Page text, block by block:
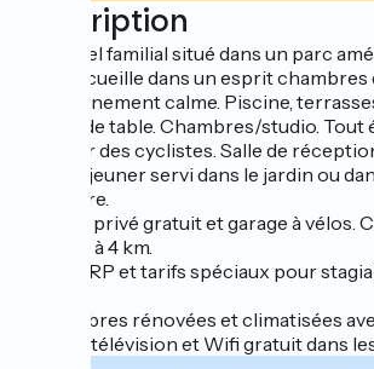
Description
Cet hôtel familial situé dans un parc
vous accueille dans un esprit
Environnement calme. Piscine,
Tennis de table. Chambres/studio.
recevoir des cyclistes. Salle de
Petit déjeuner servi dans le jardin ou
caractère.
Parking privé gratuit et garage à vélos.
m, plage à 4 km.
Etape VRP et tarifs spéciaux pour
11 chambres rénovées et climatisées
ou bain, télévision et Wifi gratuit dans